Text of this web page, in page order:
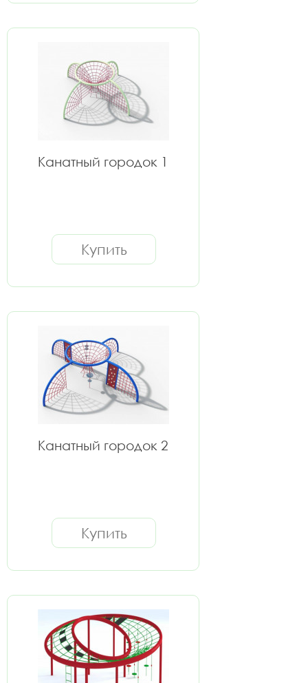
Канатный городок 1
Купить
Канатный городок 2
Купить